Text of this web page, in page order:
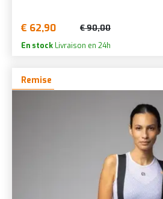
€ 62,90 € 90,00
En stock Livraison en 24h
Remise